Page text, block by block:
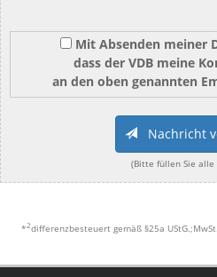
Mit Absenden meiner
dass der VDB meine
an den oben genannten
Nachricht
(Bitte füllen Sie alle
*2differenzbesteuert gemäß §25a